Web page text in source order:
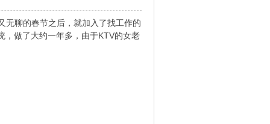
无聊的春节之后，就加入了找工作的
，做了大约一年多，由于KTV的女老